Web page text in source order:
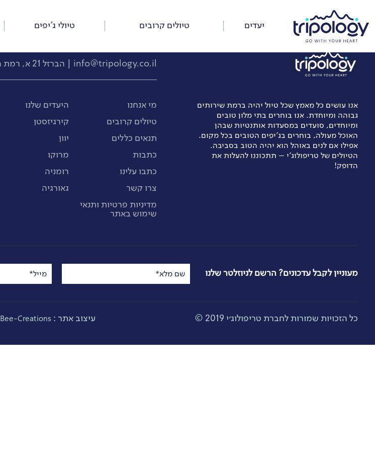
התפריט
יעדים טיולים קרובים טיולי ג’יפים
אנו עושים כל מאמץ שכל טיול יהיה ברמת שירותים
גבוהה ומיוחדת. אנו בוחרים בתי מלון טובים
ומיוחדים, סועדים במסעדות אותנטיות שבהן
האוכל מעולה, בוחרים בג’יפים הטובים בכל מקום.
אפילו אם לנים באוהל הוא יהיה הטוב בסביבה.
הטיולים של טריפולוג'י – תתכוננו להעלות את
הדופק!
info@tripology.co.il | הברזל 21 א, רמת החייל תל אביב | טל׳:
מי אנחנו
טיולים קרובים
תנאים כללים
כתבות
כתבו עלינו
צרו קשר
מדיניות פרטיות ותנאי
שימוש באתר
היעדים שלנו
קירגיזסטן
יוון
מרוקו
רומניה
גאורגיה
מעוניין לקבל עדכונים? הרשם לניוזלטר שלנו שם מלא* מייל*
כל הזכויות שמורות לחברת טריפולוג׳י 2019 © עיצוב אתר : Bee-Creations